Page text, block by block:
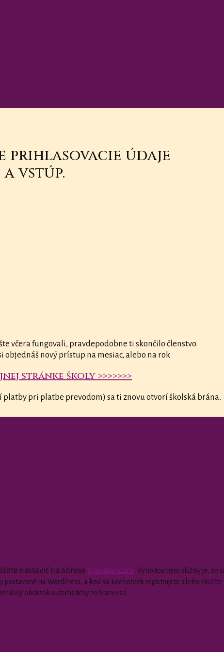
prihlasovacie údaje
a vstúp.
včera fungovali, pravdepodobne ti skončilo členstvo.
objednáš nový prístup na mesiac, alebo na rok
stránke školy >>>>>>>
pri platbe prevodom) sa ti znovu otvorí školská brána.
nastaviť na adrese gravatar.com . Výhodou tejto služby je, že si
na WordPress, a keď sa kdekoľvek registrujete alebo vložíte
obrázok automaticky zobrazovať.